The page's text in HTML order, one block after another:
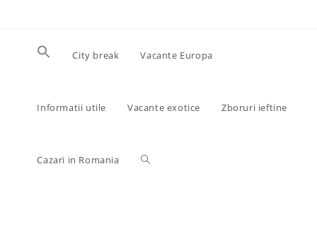
City break Vacante Europa
Informatii utile Vacante exotice Zboruri ieftine
Cazari in Romania Toggle